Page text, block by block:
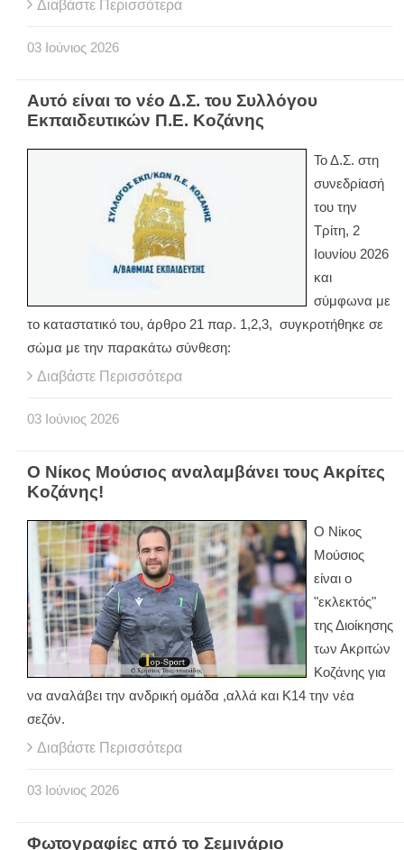
Διαβάστε Περισσότερα
03 Ιούνιος 2026
Αυτό είναι το νέο Δ.Σ. του Συλλόγου
Εκπαιδευτικών Π.Ε. Κοζάνης
Το Δ.Σ. στη
συνεδρίασή
του την
Τρίτη, 2
Ιουνίου 2026
και
σύμφωνα με
το καταστατικό του, άρθρο 21 παρ. 1,2,3, συγκροτήθηκε σε
σώμα με την παρακάτω σύνθεση:
Διαβάστε Περισσότερα
03 Ιούνιος 2026
Ο Νίκος Μούσιος αναλαμβάνει τους Ακρίτες
Κοζάνης!
Ο Νίκος
Μούσιος
είναι ο
"εκλεκτός"
της Διοίκησης
των Ακριτών
Κοζάνης για
να αναλάβει την ανδρική ομάδα ,αλλά και Κ14 την νέα
σεζόν.
Διαβάστε Περισσότερα
03 Ιούνιος 2026
Φωτογραφίες από το Σεμινάριο